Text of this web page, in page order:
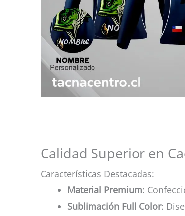
Calidad Superior en
Características Destacadas:
Material Premium:
Sublimación Full Color: